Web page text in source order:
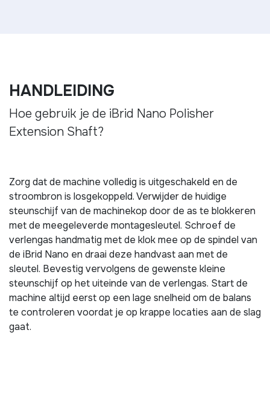
HANDLEIDING
Hoe gebruik je de iBrid Nano Polisher
Extension Shaft?
Zorg dat de machine volledig is uitgeschakeld en de
stroombron is losgekoppeld. Verwijder de huidige
steunschijf van de machinekop door de as te blokkeren
met de meegeleverde montagesleutel. Schroef de
verlengas handmatig met de klok mee op de spindel van
de iBrid Nano en draai deze handvast aan met de
sleutel. Bevestig vervolgens de gewenste kleine
steunschijf op het uiteinde van de verlengas. Start de
machine altijd eerst op een lage snelheid om de balans
te controleren voordat je op krappe locaties aan de slag
gaat.